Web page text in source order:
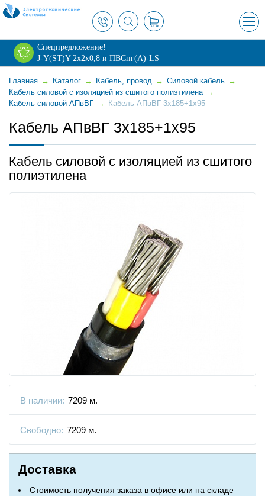
×
Спецпредложение!
J-Y(ST)Y 2х2х0,8 и ПВСнг(А)-LS
Главная → Каталог → Кабель, провод → Силовой кабель →
Кабель силовой с изоляцией из сшитого полиэтилена →
Кабель силовой АПвВГ → Кабель АПвВГ 3x185+1x95
Кабель АПвВГ 3x185+1x95
Кабель силовой с изоляцией из сшитого
полиэтилена
В наличии: 7209 м.
Свободно: 7209 м.
Доставка
Стоимость получения заказа в офисе или на складе —